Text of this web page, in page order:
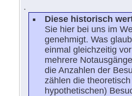
.
Diese historisch
Sie hier bei uns im
genehmigt. Was
einmal gleichzeitig
mehrere
die Anzahlen der
zählen die
hypothetischen)